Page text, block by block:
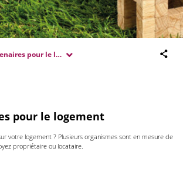
pour le logement
pour le logement
votre logement ? Plusieurs organismes sont en mesure de
propriétaire ou locataire.